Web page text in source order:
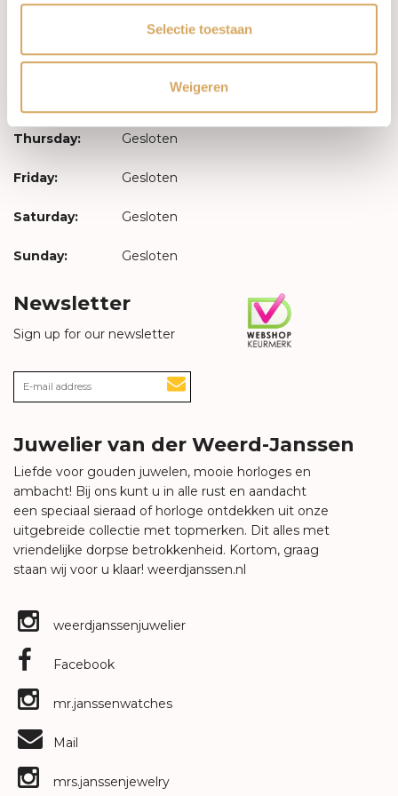
Selectie toestaan
Weigeren
Gesloten
Tuesday: Gesloten
Thursday: Gesloten
Friday: Gesloten
Saturday: Gesloten
Sunday: Gesloten
Newsletter
Sign up for our newsletter
Juwelier van der Weerd-Janssen
Liefde voor gouden juwelen, mooie horloges en
ambacht! Bij ons kunt u in alle rust en aandacht
een speciaal sieraad of horloge ontdekken uit onze
uitgebreide collectie met topmerken. Dit alles met
vriendelijke dorpse betrokkenheid. Kortom, graag
staan wij voor u klaar! weerdjanssen.nl
weerdjanssenjuwelier
Facebook
mr.janssenwatches
Mail
mrs.janssenjewelry